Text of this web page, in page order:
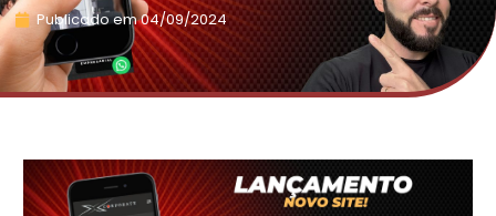
Publicado em04/09/2024